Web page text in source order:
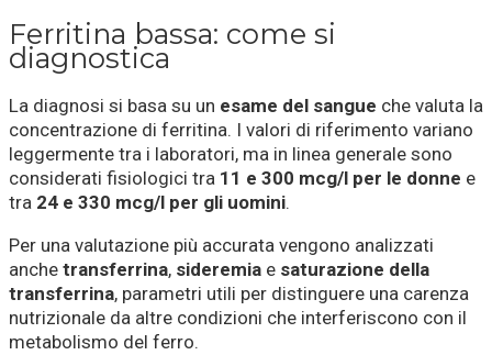
Ferritina bassa: come si
diagnostica
La diagnosi si basa su un esame del sangue che valuta la
concentrazione di ferritina. I valori di riferimento variano
leggermente tra i laboratori, ma in linea generale sono
considerati fisiologici tra 11 e 300 mcg/l per le donne e
tra 24 e 330 mcg/l per gli uomini.
Per una valutazione più accurata vengono analizzati
anche transferrina, sideremia e saturazione della
transferrina, parametri utili per distinguere una carenza
nutrizionale da altre condizioni che interferiscono con il
metabolismo del ferro.